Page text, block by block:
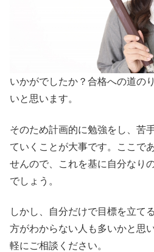
いかがでしたか？合格への道の
いと思います。
そのため計画的に勉強をし、苦
ていくことが大事です。ここで
せんので、これを基に自分なり
でしょう。
しかし、自分だけで目標を立て
方がわからない人も多いかと思
軽にご相談ください。